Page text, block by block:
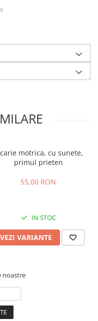
motrica, cu sunete,
primul prieten
55,00 RON
IN STOC
VEZI VARIANTE
noastre